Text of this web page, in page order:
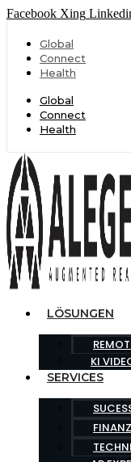
Facebook Xing
Global
Connect
Health
Global
Connect
Health
LÖSUNGEN
KI
SERVICES